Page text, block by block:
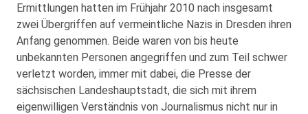
Ermittlungen hatten im Frühjahr 2010 nach insgesamt
zwei Übergriffen auf vermeintliche Nazis in Dresden ihren
Anfang genommen. Beide waren von bis heute
unbekannten Personen angegriffen und zum Teil schwer
verletzt worden, immer mit dabei, die Presse der
sächsischen Landeshauptstadt, die sich mit ihrem
eigenwilligen Verständnis von Journalismus nicht nur in